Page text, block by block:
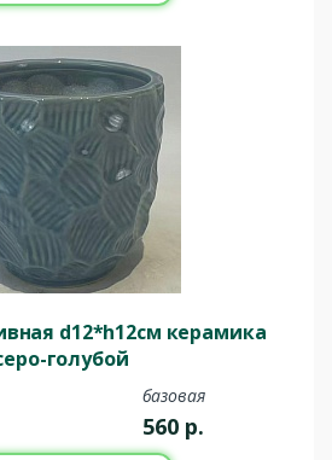
d12*h12см керамика
голубой
базовая
560 р.